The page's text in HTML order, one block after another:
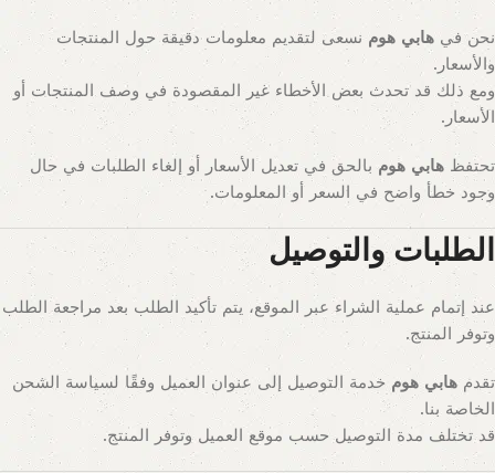
نحن في هابي هوم نسعى لتقديم معلومات دقيقة حول المنتجات
والأسعار.
ومع ذلك قد تحدث بعض الأخطاء غير المقصودة في وصف المنتجات أو
الأسعار.
تحتفظ هابي هومبالحق في تعديل الأسعار أو إلغاء الطلبات في حال
وجود خطأ واضح في السعر أو المعلومات.
الطلبات والتوصيل
عند إتمام عملية الشراء عبر الموقع، يتم تأكيد الطلب بعد مراجعة الطلب
وتوفر المنتج.
تقدمهابي هوم خدمة التوصيل إلى عنوان العميل وفقًا لسياسة الشحن
الخاصة بنا.
قد تختلف مدة التوصيل حسب موقع العميل وتوفر المنتج.